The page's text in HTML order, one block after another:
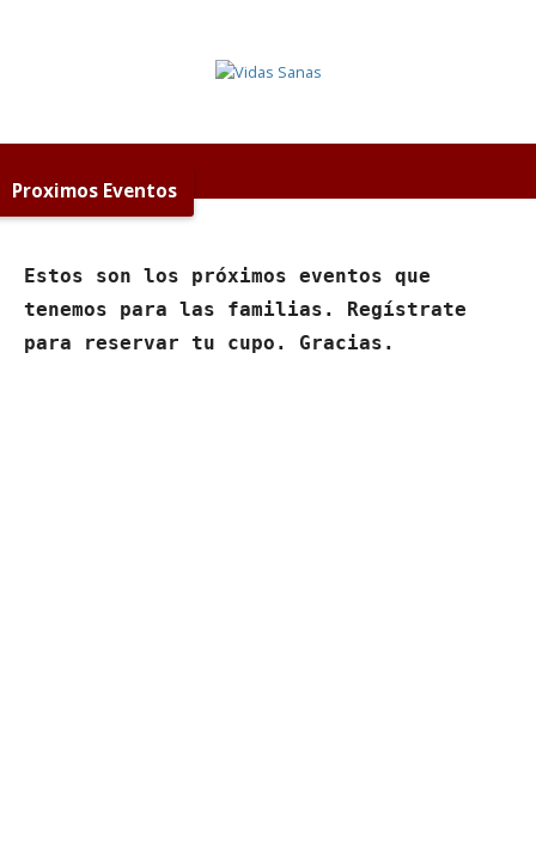
Proximos Eventos
Estos son los próximos eventos que
tenemos para las familias. Regístrate
para reservar tu cupo. Gracias.